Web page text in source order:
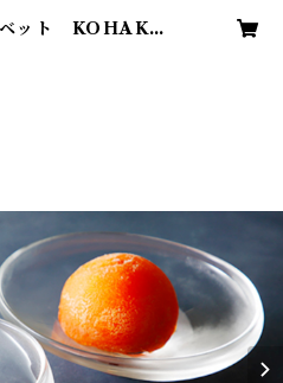
ベット KOHAKU